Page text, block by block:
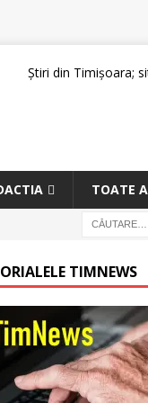
Știri din Timișoara;
TOATE
TIMNEWS